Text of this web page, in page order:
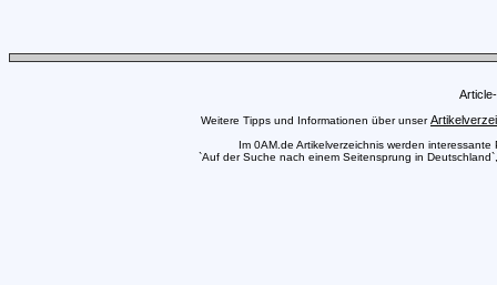
Weitere Tipps und Informationen über unser
Im 0AM.de Artikelverzeichnis werden
`Auf der Suche nach einem Seitensprung in